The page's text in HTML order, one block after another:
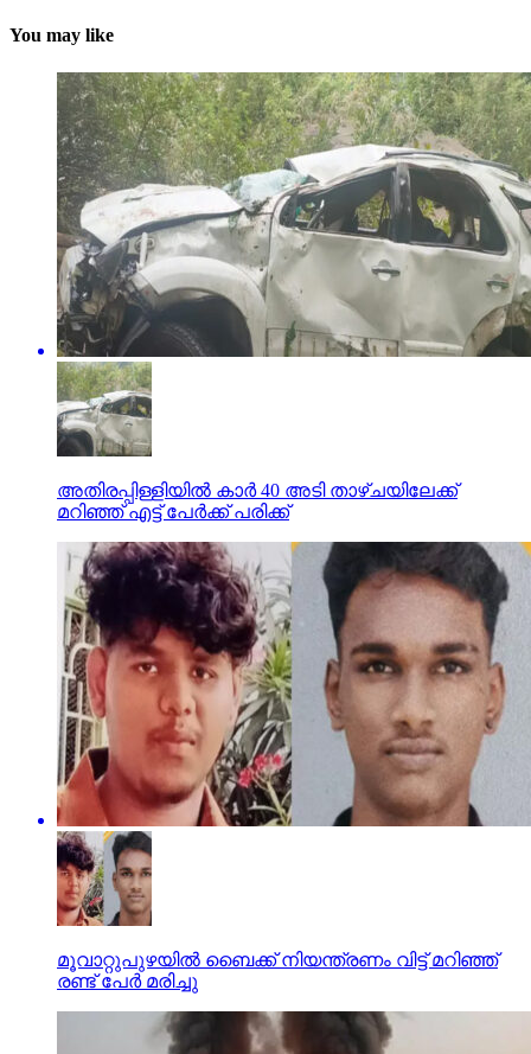
You may like
അതിരപ്പിള്ളിയില്‍ കാര്‍ 40 അടി താഴ്ചയിലേക്ക്
മറിഞ്ഞ് എട്ട് പേര്‍ക്ക് പരിക്ക്
മൂവാറ്റുപുഴയില്‍ ബൈക്ക് നിയന്ത്രണം വിട്ട് മറിഞ്ഞ്
രണ്ട് പേര്‍ മരിച്ചു